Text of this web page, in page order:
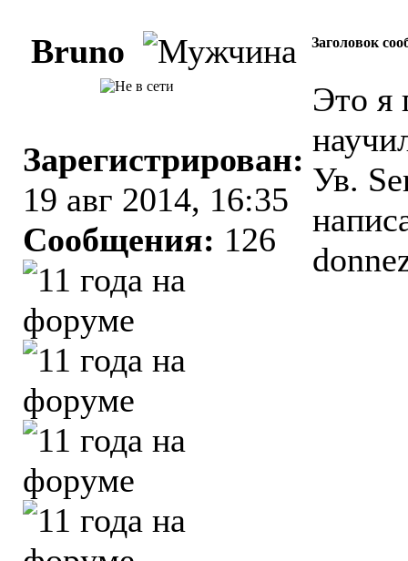
Bruno Заголовок
Зарегистрирован:
19 авг 2014, 16:35
Сообщения: 126
Это я
Ув.